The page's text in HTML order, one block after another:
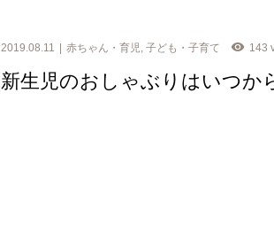
2019.08.11 赤ちゃん・育児,子ども・子育て 143
新生児のおしゃぶりはいつか